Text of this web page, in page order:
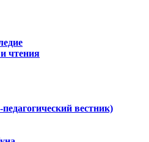
чтения
вестник)